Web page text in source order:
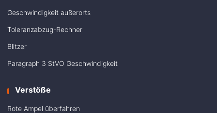
Geschwindigkeit außerorts
Toleranzabzug-Rechner
Blitzer
Paragraph 3 StVO Geschwindigkeit
Verstöße
Rote Ampel überfahren